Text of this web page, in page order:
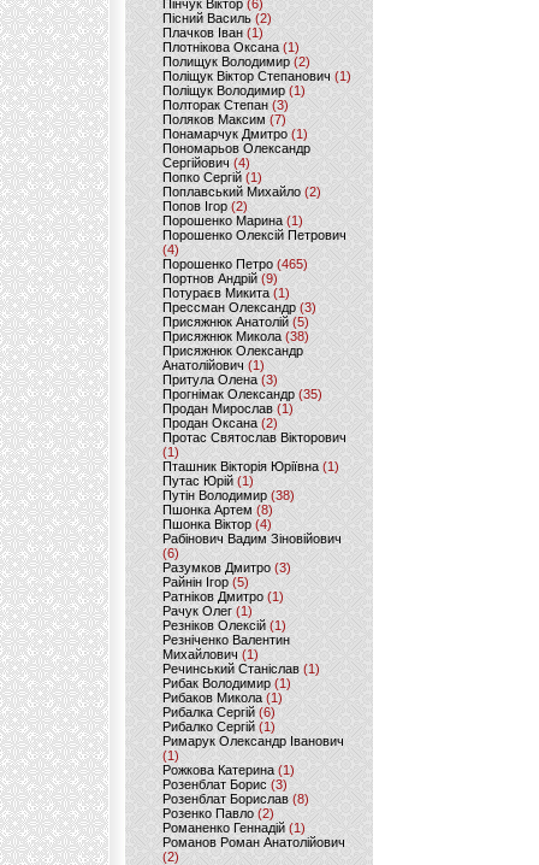
Пінчук Віктор (6)
Пісний Василь (2)
Плачков Іван(1)
Плотнікова Оксана (1)
Полищук Володимир(2)
Поліщук Віктор Степанович(1)
Поліщук Володимир (1)
Полторак Степан(3)
Поляков Максим (7)
Понамарчук Дмитро (1)
Пономарьов Олександр
Сергійович(4)
Попко Сергій (1)
Поплавський Михайло (2)
Попов Ігор(2)
Порошенко Марина (1)
Порошенко Олексій Петрович
(4)
Порошенко Петро (465)
Портнов Андрій (9)
Потураєв Микита(1)
Прессман Олександр(3)
Присяжнюк Анатолій (5)
Присяжнюк Микола (38)
Присяжнюк Олександр
Анатолійович (1)
Притула Олена (3)
Прогнімак Олександр(35)
Продан Мирослав(1)
Продан Оксана (2)
Протас Святослав Вікторович
(1)
Пташник Вікторія Юріївна (1)
Путас Юрій (1)
Путін Володимир(38)
Пшонка Артем (8)
Пшонка Віктор(4)
Рабінович Вадим Зіновійович
(6)
Разумков Дмитро (3)
Райнін Ігор(5)
Ратніков Дмитро (1)
Рачук Олег (1)
Резніков Олексій(1)
Резніченко Валентин
Михайлович (1)
Речинський Станіслав (1)
Рибак Володимир(1)
Рибаков Микола(1)
Рибалка Сергій (6)
Рибалко Сергій (1)
Римарук Олександр Іванович
(1)
Рожкова Катерина(1)
Розенблат Борис (3)
Розенблат Борислав (8)
Розенко Павло (2)
Романенко Геннадій (1)
Романов Роман Анатолійович
(2)